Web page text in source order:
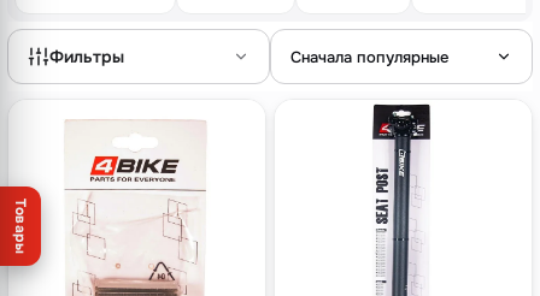
Фильтры Сначала популярные
Товары